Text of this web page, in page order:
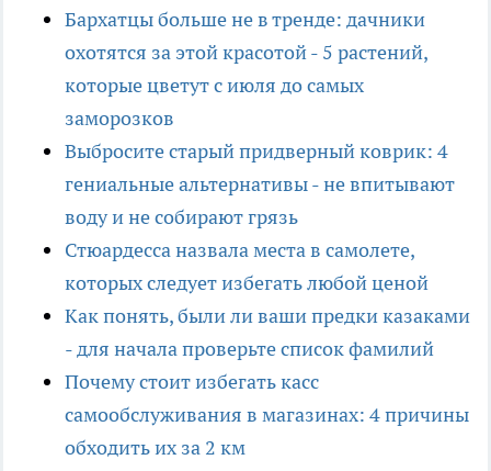
Бархатцы больше не в тренде: дачники
охотятся за этой красотой - 5 растений,
которые цветут с июля до самых
заморозков
Выбросите старый придверный коврик: 4
гениальные альтернативы - не впитывают
воду и не собирают грязь
Стюардесса назвала места в самолете,
которых следует избегать любой ценой
Как понять, были ли ваши предки казаками
- для начала проверьте список фамилий
Почему стоит избегать касс
самообслуживания в магазинах: 4 причины
обходить их за 2 км